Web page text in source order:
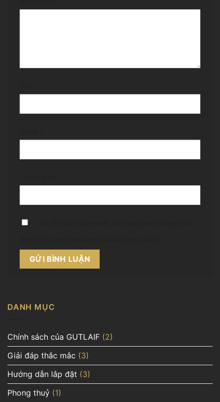
DANH MỤC
Chính sách của GUTLAIF (2)
Giải đáp thắc mắc (3)
Hướng dẫn lắp đặt (3)
Phong thuỷ (1)